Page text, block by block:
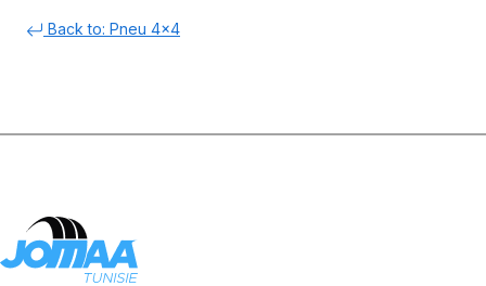
Back to: Pneu 4x4